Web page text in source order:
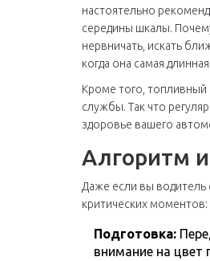
настоятельно
середины шкалы.
нервничать, искать
когда она самая длинная.
Кроме того, топливный
службы. Так что
здоровье вашего
Алгоритм
Даже если вы водитель
критических моментов:
Подготовка:
внимание на цвет